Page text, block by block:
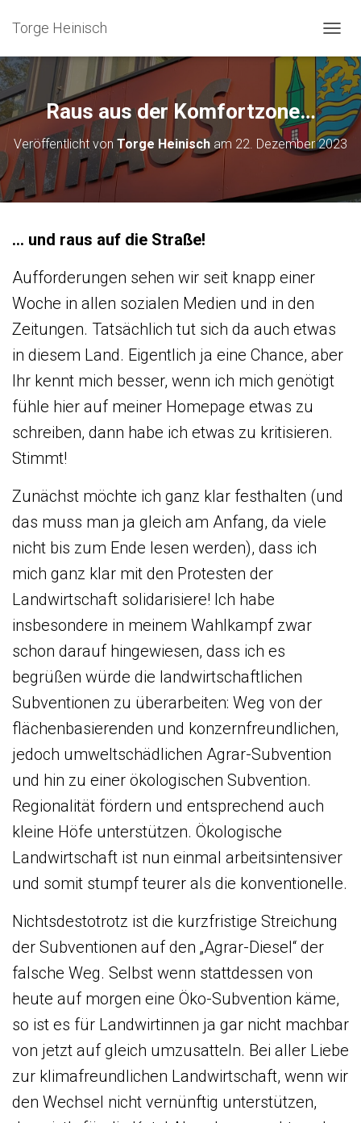
Torge Heinisch
A
V
I
G
A
T
I
N
N
Raus aus der Komfortzone…
Veröffentlicht von Torge Heinisch am 22. Dezember 2023
… und raus auf die Straße!
Aufforderungen sehen wir seit knapp einer
Woche in allen sozialen Medien und in den
Zeitungen. Tatsächlich tut sich da auch etwas
in diesem Land. Eigentlich ja eine Chance, aber
Ihr kennt mich besser, wenn ich mich genötigt
fühle hier auf meiner Homepage etwas zu
schreiben, dann habe ich etwas zu kritisieren.
Stimmt!
Zunächst möchte ich ganz klar festhalten (und
das muss man ja gleich am Anfang, da viele
nicht bis zum Ende lesen werden), dass ich
mich ganz klar mit den Protesten der
Landwirtschaft solidarisiere! Ich habe
insbesondere in meinem Wahlkampf zwar
schon darauf hingewiesen, dass ich es
begrüßen würde die landwirtschaftlichen
Subventionen zu überarbeiten: Weg von der
flächenbasierenden und konzernfreundlichen,
jedoch umweltschädlichen Agrar-Subvention
und hin zu einer ökologischen Subvention.
Regionalität fördern und entsprechend auch
kleine Höfe unterstützen. Ökologische
Landwirtschaft ist nun einmal arbeitsintensiver
und somit stumpf teurer als die konventionelle.
Nichtsdestotrotz ist die kurzfristige Streichung
der Subventionen auf den „Agrar-Diesel“ der
falsche Weg. Selbst wenn stattdessen von
heute auf morgen eine Öko-Subvention käme,
so ist es für Landwirtinnen ja gar nicht machbar
von jetzt auf gleich umzusatteln. Bei aller Liebe
zur klimafreundlichen Landwirtschaft, wenn wir
den Wechsel nicht vernünftig unterstützen,